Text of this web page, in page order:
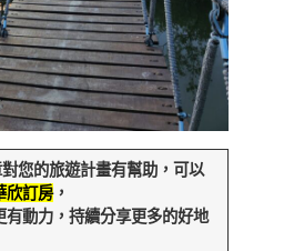
您的旅遊計畫有幫助，可以
欣訂房，
有動力，持續分享更多的好地